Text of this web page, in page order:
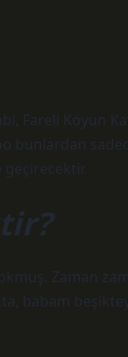
Köyün
bunlardan
geçirecektir.
Zaman
babam